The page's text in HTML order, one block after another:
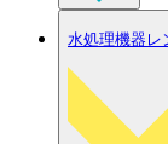
水処理機器レ